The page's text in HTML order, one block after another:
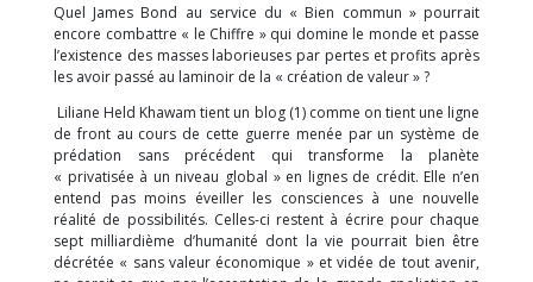
Quel James Bond au service du « Bien commun » pourrait
encore combattre « le Chiffre » qui domine le monde et passe
l’existence des masses laborieuses par pertes et profits après
les avoir passé au laminoir de la « création de valeur » ?
Liliane Held Khawam tient un blog (1) comme on tient une ligne
de front au cours de cette guerre menée par un système de
prédation sans précédent qui transforme la planète
« privatisée à un niveau global » en lignes de crédit. Elle n’en
entend pas moins éveiller les consciences à une nouvelle
réalité de possibilités. Celles-ci restent à écrire pour chaque
sept milliardième d’humanité dont la vie pourrait bien être
décrétée « sans valeur économique » et vidée de tout avenir,